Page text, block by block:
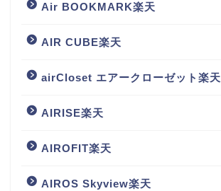
Air BOOKMARK楽天
AIR CUBE楽天
airCloset エアークローゼット楽天
AIRISE楽天
AIROFIT楽天
AIROS Skyview楽天